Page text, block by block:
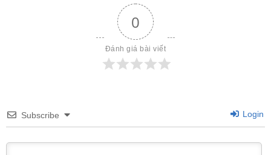
0
Đánh giá bài viết
Subscribe Login